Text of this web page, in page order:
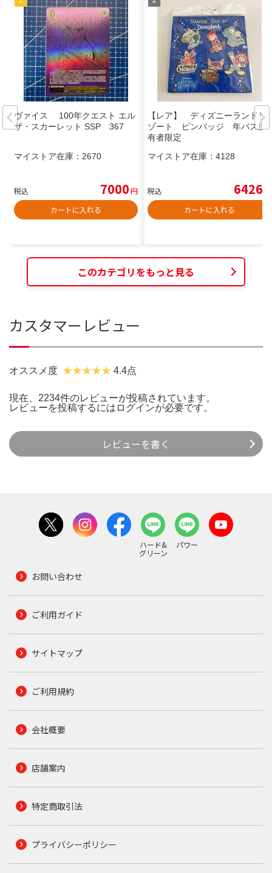
ヴァイス 100年クエスト エル
ザ・スカーレット SSP 367
マイストア在庫： 2670
税込 7000円
カートに入れる
【レア】 ディズニーランドリ
ゾート ピンバッジ 年パス所
有者限定
マイストア在庫： 4128
税込 6426
カートに入れる
このカテゴリをもっと見る
カスタマーレビュー
オススメ度 4.4点
現在、2234件のレビューが投稿されています。
レビューを投稿するには ログインが必要です。
レビューを書く
ハード&
グリーン
パワー
お問い合わせ
ご利用ガイド
サイトマップ
ご利用規約
会社概要
店舗案内
特定商取引法
プライバシーポリシー